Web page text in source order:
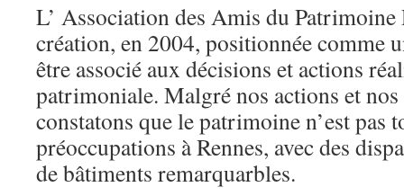
L’ Association des Amis du Patrimoine
création, en 2004, positionnée comme
être associé aux décisions et actions
patrimoniale. Malgré nos actions et nos
constatons que le patrimoine n’est pas
préoccupations à Rennes, avec des
de bâtiments remarquarbles.